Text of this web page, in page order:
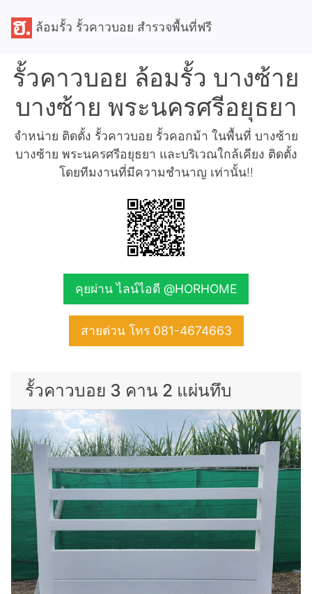
ล้อมรั้ว รั้วคาวบอย สำรวจพื้นที่ฟรี
รั้วคาวบอย ล้อมรั้ว บางซ้าย
บางซ้าย พระนครศรีอยุธยา
จำหน่าย ติดตั้ง รั้วคาวบอย รั้วคอกม้า ในพื้นที่ บางซ้าย
บางซ้าย พระนครศรีอยุธยา และบริเวณใกล้เคียง ติดตั้ง
โดยทีมงานที่มีความชำนาญ เท่านั้น!!
คุยผ่าน ไลน์ไอดี @HORHOME
สายด่วน โทร 081-4674663
รั้วคาวบอย 3 คาน 2 แผ่นทึบ